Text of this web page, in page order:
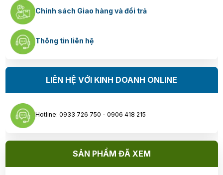
Chính sách Giao hàng và đổi trả
Thông tin liên hệ
LIÊN HỆ VỚI KINH DOANH ONLINE
Hotline: 0933 726 750 - 0906 418 215
SẢN PHẨM ĐÃ XEM